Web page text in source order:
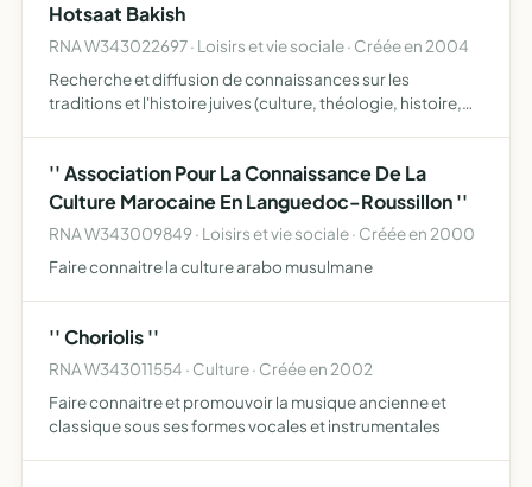
Hotsaat Bakish
RNA W343022697 · Loisirs et vie sociale · Créée en 2004
Recherche et diffusion de connaissances sur les
traditions et l'histoire juives (culture, théologie, histoire,
'' Association Pour La Connaissance De La
Culture Marocaine En Languedoc-Roussillon ''
RNA W343009849 · Loisirs et vie sociale · Créée en 2000
Faire connaitre la culture arabo musulmane
'' Choriolis ''
RNA W343011554 · Culture · Créée en 2002
Faire connaitre et promouvoir la musique ancienne et
classique sous ses formes vocales et instrumentales